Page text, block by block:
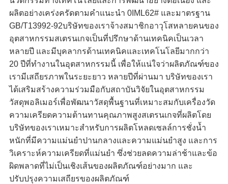
ผลิตอย่างเคร่งครัดตามคำแนะนำ 0IML62# และมาตรฐาน
GB/T13992-92บริษัทของเราจ้างสมาชิกอาวุโสหลายคนของ
อุตสาหกรรมสเตรนเกจเป็นที่ปรึกษาด้านเทคนิคเป็นเวลา
หลายปี และมีบุคลากรด้านเทคนิคและเทคโนโลยีมากกว่า
20 ปีที่ทำงานในอุตสาหกรรมนี้ เพื่อให้แน่ใจว่าผลิตภัณฑ์ของ
เรามีเสถียรภาพในระยะยาว หลายปีที่ผ่านมา บริษัทของเรา
ได้เสริมสร้างความร่วมมือกับสถาบันวิจัยในอุตสาหกรรม
วัสดุพอลิเมอร์เพื่อพัฒนาวัสดุพื้นฐานที่เหมาะสมกับเครื่องวัด
ความเครียดความต้านทานคุณภาพสูงสเตรนเกจที่ผลิตโดย
บริษัทของเราเหมาะสำหรับการผลิตโหลดเซลล์การชั่งน้ำ
หนักที่มีความแม่นยำปานกลางและความแม่นยำสูง และการ
วิเคราะห์ความเครียดที่แม่นยำ ซึ่งช่วยลดความล่าช้าและข้อ
ผิดพลาดที่ไม่เป็นเชิงเส้นของผลิตภัณฑ์อย่างมาก และ
ปรับปรุงความเสถียรของผลิตภัณฑ์